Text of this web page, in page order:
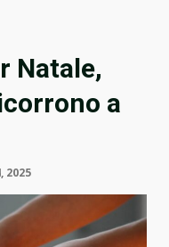
Natale,
a
2025